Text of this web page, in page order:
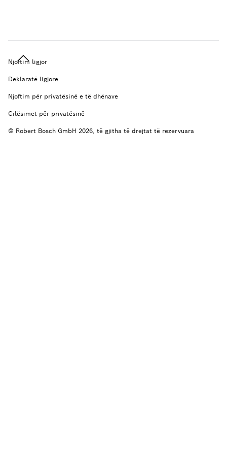
Njoftim ligjor
Deklaratë ligjore
Njoftim për privatësinë e të dhënave
Cilësimet për privatësinë
© Robert Bosch GmbH 2026, të gjitha të drejtat të rezervuara